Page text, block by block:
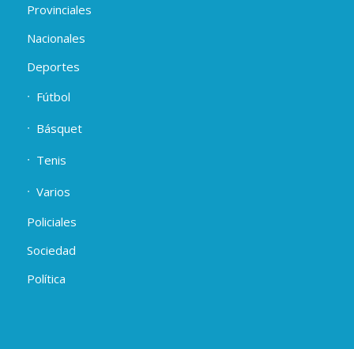
Provinciales
Nacionales
Deportes
Fútbol
Básquet
Tenis
Varios
Policiales
Sociedad
Política